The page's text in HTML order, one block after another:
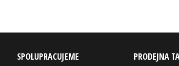
SPOLUPRACUJEME PRODEJNA